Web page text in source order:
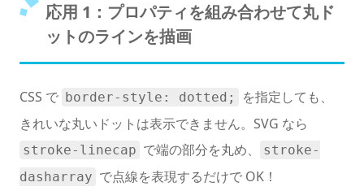
応用 1：プロパティを組み合わせて丸ド
ットのラインを描画
CSS で border-style: dotted;
を指定しても、
きれいな丸いドットは表示できません。SVG なら
stroke-linecap で端の部分を丸め、
stroke-
dasharray で点線を表現するだけで OK！